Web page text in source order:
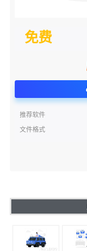
免费
推荐软件
文件格式